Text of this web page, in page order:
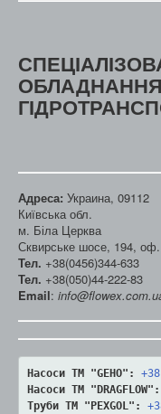
Адреса: Украина, 09112
Київська обл.
м. Біла Церква
Сквирське шосе, 194,
Тел. +38(0456)344-633
Тел. +38(050)44-222-83
Email:
Насоси ТМ "GEHO":
Насоси ТМ "DRAGFLOW":
Труби ТМ "PEXGOL":